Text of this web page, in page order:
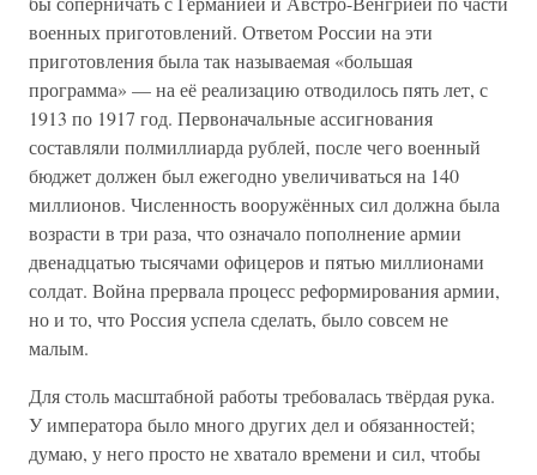
военных приготовлений. Ответом России на эти
приготовления была так называемая «большая
программа» — на её реализацию отводилось пять лет, с
1913 по 1917 год. Первоначальные ассигнования
составляли полмиллиарда рублей, после чего военный
бюджет должен был ежегодно увеличиваться на 140
миллионов. Численность вооружённых сил должна была
возрасти в три раза, что означало пополнение армии
двенадцатью тысячами офицеров и пятью миллионами
солдат. Война прервала процесс реформирования армии,
но и то, что Россия успела сделать, было совсем не
малым.
Для столь масштабной работы требовалась твёрдая рука.
У императора было много других дел и обязанностей;
думаю, у него просто не хватало времени и сил, чтобы